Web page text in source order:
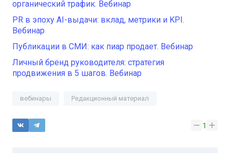
органический трафик. Вебинар
PR в эпоху AI-выдачи: вклад, метрики и KPI.
Вебинар
Публикации в СМИ: как пиар продает. Вебинар
Личный бренд руководителя: стратегия
продвижения в 5 шагов. Вебинар
вебинары Редакционный материал
1